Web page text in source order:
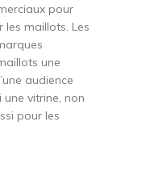
pour
maillots. Les
une
audience
vitrine, non
pour les